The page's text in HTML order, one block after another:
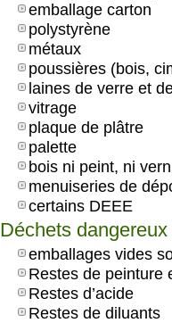
emballage carton
polystyrène
métaux
poussières (bois,
laines de verre et
vitrage
plaque de plâtre
palette
bois ni peint, ni
menuiseries de
certains DEEE
Déchets dangereux
emballages vides
Restes de peinture
Restes d’acide
Restes de diluants